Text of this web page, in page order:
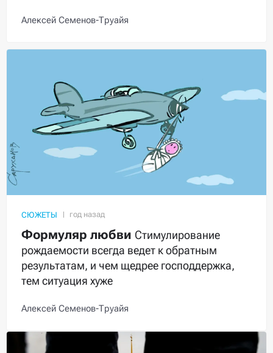
Алексей Семенов-Труайя
СЮЖЕТЫ
Формуляр любви Стимулирование
рождаемости всегда ведет к обратным
результатам, и чем щедрее господдержка,
тем ситуация хуже
Алексей Семенов-Труайя